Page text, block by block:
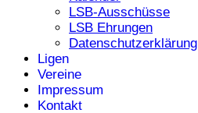
LSB-Ausschüsse
LSB Ehrungen
Datenschutzerklärung
Ligen
Vereine
Impressum
Kontakt